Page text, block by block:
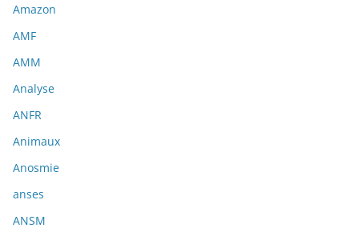
Amazon
AMF
AMM
Analyse
ANFR
Animaux
Anosmie
anses
ANSM